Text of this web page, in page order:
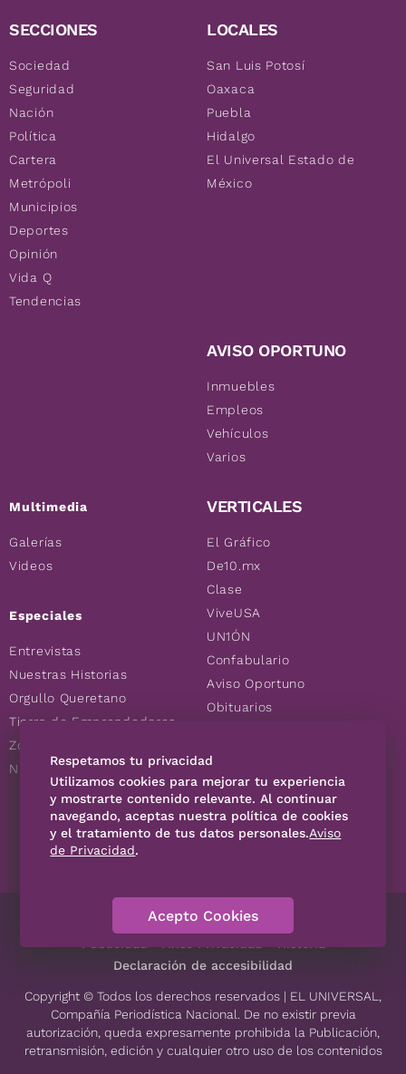
SECCIONES
Sociedad
Seguridad
Nación
Política
Cartera
Metrópoli
Municipios
Deportes
Opinión
Vida Q
Tendencias
Multimedia
Galerías
Videos
Especiales
Entrevistas
Nuestras Historias
Orgullo Queretano
Tierra de Emprendedores
Zoociales
Nuevos Queretanos
LOCALES
San Luis Potosí
Oaxaca
Puebla
Hidalgo
El Universal Estado de
México
AVISO OPORTUNO
Inmuebles
Empleos
Vehículos
Varios
VERTICALES
El Gráfico
De10.mx
Clase
ViveUSA
UN1ÓN
Confabulario
Aviso Oportuno
Obituarios
Consultas
SÍGUENOS
Contáctanos Código de Ética
Declaración de accesibilidad
Copyright © Todos los derechos reservados | EL UNIVERSAL,
Compañía Periodística Nacional. De no existir previa
autorización, queda expresamente prohibida la Publicación,
retransmisión, edición y cualquier otro uso de los contenidos
Respetamos tu privacidad
Utilizamos cookies para mejorar tu experiencia
y mostrarte contenido relevante. Al continuar
navegando, aceptas nuestra política de cookies
y el tratamiento de tus datos personales.Aviso
de Privacidad.
Acepto Cookies